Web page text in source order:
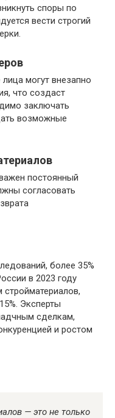
споры по
вести строгий
могут внезапно
что создаст
заключать
возможные
постоянный
согласовать
более 35%
в 2023 году
Эксперты
сделкам,
и ростом
— это не только